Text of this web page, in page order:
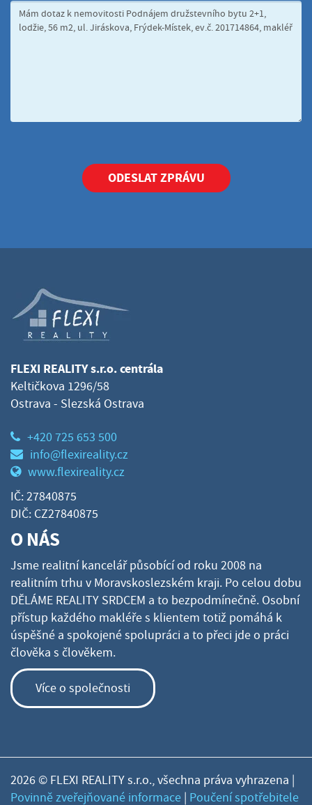
ODESLAT ZPRÁVU
FLEXI REALITY s.r.o. centrála
Keltičkova 1296/58
Ostrava - Slezská Ostrava
+420 725 653 500
info@flexireality.cz
www.flexireality.cz
IČ: 27840875
DIČ: CZ27840875
O NÁS
Jsme realitní kancelář působící od roku 2008 na
realitním trhu v Moravskoslezském kraji. Po celou dobu
DĚLÁME REALITY SRDCEM a to bezpodmínečně. Osobní
přístup každého makléře s klientem totiž pomáhá k
úspěšné a spokojené spolupráci a to přeci jde o práci
člověka s člověkem.
Více o společnosti
2026 © FLEXI REALITY s.r.o., všechna práva vyhrazena |
Povinně zveřejňované informace | Poučení spotřebitele